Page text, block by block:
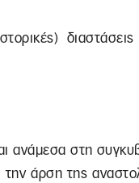
ανάμεσα στη
άρση της